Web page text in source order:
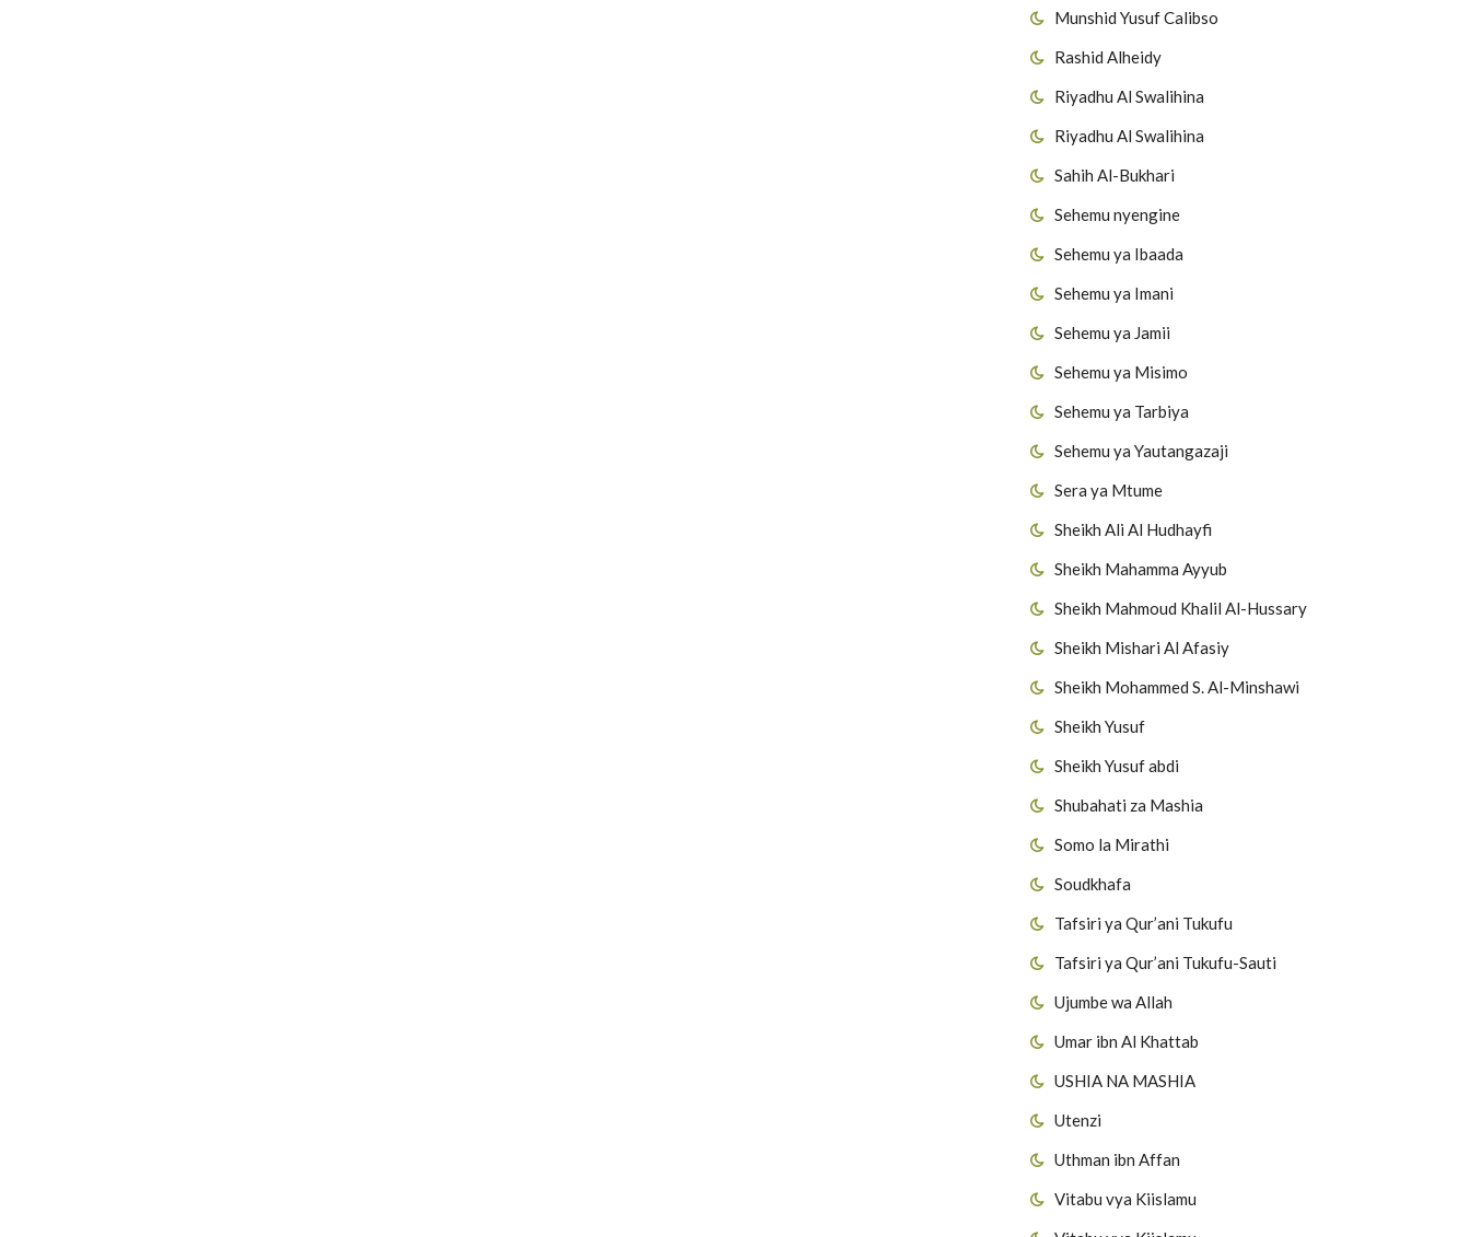
Munshid Yusuf Calibso
Rashid Alheidy
Riyadhu Al Swalihina
Riyadhu Al Swalihina
Sahih Al-Bukhari
Sehemu nyengine
Sehemu ya Ibaada
Sehemu ya Imani
Sehemu ya Jamii
Sehemu ya Misimo
Sehemu ya Tarbiya
Sehemu ya Yautangazaji
Sera ya Mtume
Sheikh Ali Al Hudhayfi
Sheikh Mahamma Ayyub
Sheikh Mahmoud Khalil Al-Hussary
Sheikh Mishari Al Afasiy
Sheikh Mohammed S. Al-Minshawi
Sheikh Yusuf
Sheikh Yusuf abdi
Shubahati za Mashia
Somo la Mirathi
Soudkhafa
Tafsiri ya Qur’ani Tukufu
Tafsiri ya Qur’ani Tukufu-Sauti
Ujumbe wa Allah
Umar ibn Al Khattab
USHIA NA MASHIA
Utenzi
Uthman ibn Affan
Vitabu vya Kiislamu